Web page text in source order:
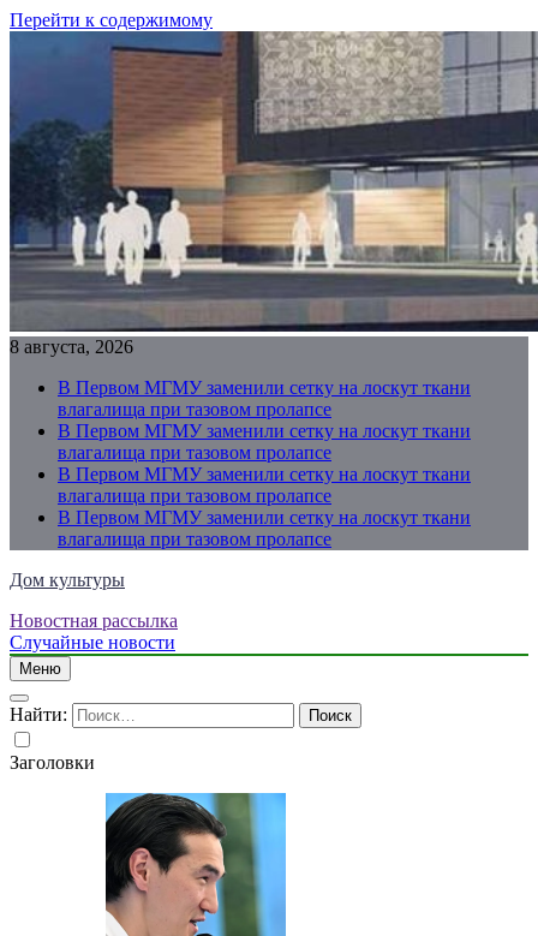
Перейти к содержимому
8 августа, 2026
В Первом МГМУ заменили сетку на лоскут ткани
влагалища при тазовом пролапсе
В Первом МГМУ заменили сетку на лоскут ткани
влагалища при тазовом пролапсе
В Первом МГМУ заменили сетку на лоскут ткани
влагалища при тазовом пролапсе
В Первом МГМУ заменили сетку на лоскут ткани
влагалища при тазовом пролапсе
Дом культуры
Just another WordPress site
Новостная рассылка
Случайные новости
Меню
Найти:
Заголовки